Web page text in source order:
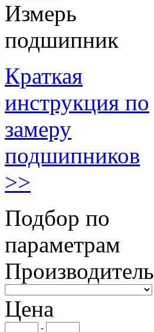
Измерь
подшипник
Краткая
инструкция по
замеру
подшипников
>>
Подбор по
параметрам
Производитель
Цена
-